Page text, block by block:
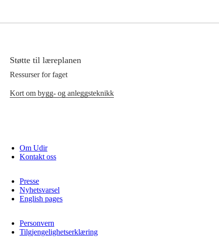
Støtte til læreplanen
Ressurser for faget
Kort om bygg- og anleggsteknikk
Om Udir
Kontakt oss
Presse
Nyhetsvarsel
English pages
Personvern
Tilgjengelighetserklæring